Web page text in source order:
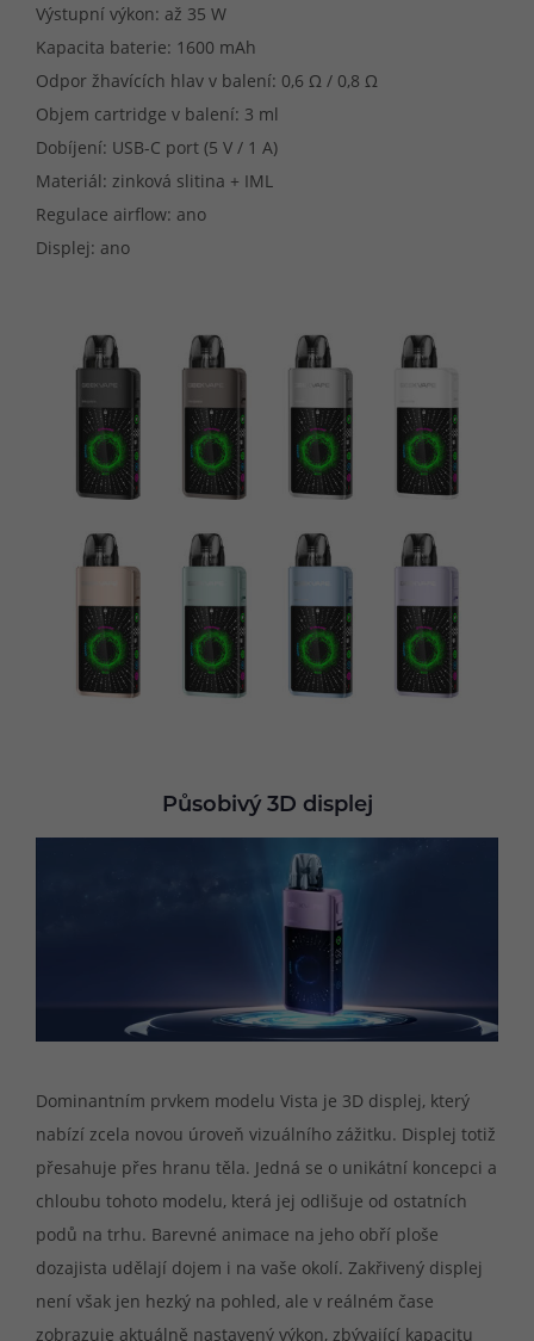
Výstupní výkon: až 35 W
Kapacita baterie: 1600 mAh
Odpor žhavících hlav v balení: 0,6 Ω / 0,8 Ω
Objem cartridge v balení: 3 ml
Dobíjení: USB-C port (5 V / 1 A)
Materiál: zinková slitina + IML
Regulace airflow: ano
Displej: ano
Působivý 3D displej
Dominantním prvkem modelu Vista je 3D displej, který
nabízí zcela novou úroveň vizuálního zážitku. Displej totiž
přesahuje přes hranu těla. Jedná se o unikátní koncepci a
chloubu tohoto modelu, která jej odlišuje od ostatních
podů na trhu. Barevné animace na jeho obří ploše
dozajista udělají dojem i na vaše okolí. Zakřivený displej
není však jen hezký na pohled, ale v reálném čase
zobrazuje aktuálně nastavený výkon, zbývající kapacitu